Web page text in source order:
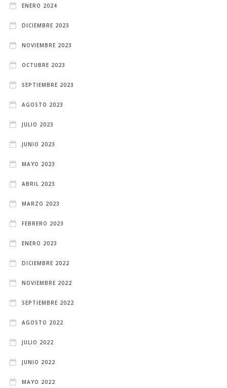
ENERO 2024
DICIEMBRE 2023
NOVIEMBRE 2023
OCTUBRE 2023
SEPTIEMBRE 2023
AGOSTO 2023
JULIO 2023
JUNIO 2023
MAYO 2023
ABRIL 2023
MARZO 2023
FEBRERO 2023
ENERO 2023
DICIEMBRE 2022
NOVIEMBRE 2022
SEPTIEMBRE 2022
AGOSTO 2022
JULIO 2022
JUNIO 2022
MAYO 2022